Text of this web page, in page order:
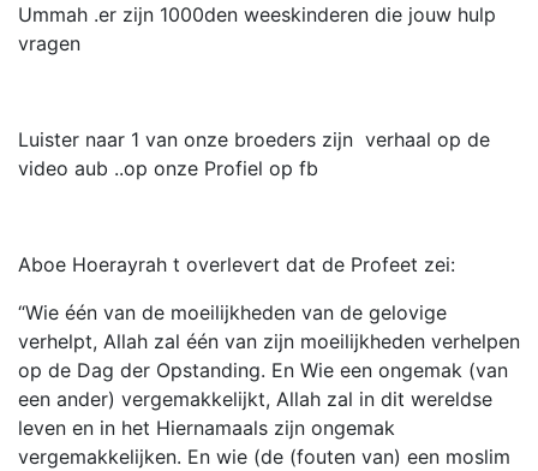
Ummah .er zijn 1000den weeskinderen die jouw hulp
vragen
Luister naar 1 van onze broeders zijn verhaal op de
video aub ..op onze Profiel op fb
Aboe Hoerayrah t overlevert dat de Profeet zei:
“Wie één van de moeilijkheden van de gelovige
verhelpt, Allah zal één van zijn moeilijkheden verhelpen
op de Dag der Opstanding. En Wie een ongemak (van
een ander) vergemakkelijkt, Allah zal in dit wereldse
leven en in het Hiernamaals zijn ongemak
vergemakkelijken. En wie (de (fouten van) een moslim